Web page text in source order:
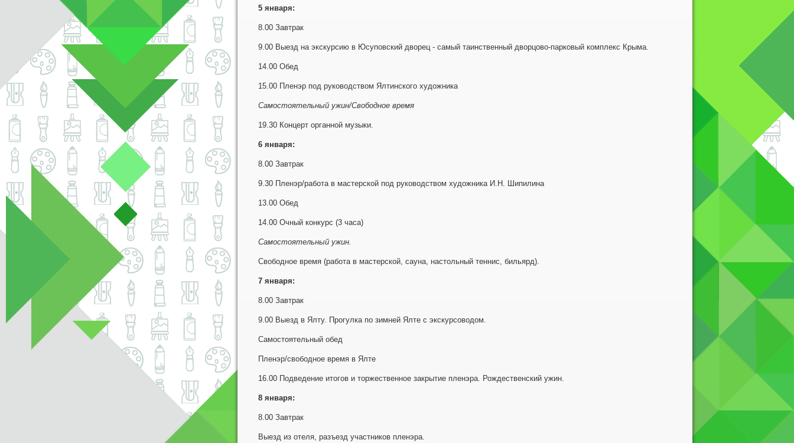
5 января:
8.00 Завтрак
9.00 Выезд на экскурсию в Юсуповский дворец - самый таинственный дворцово-парковый комплекс Крыма.
14.00 Обед
15.00 Пленэр под руководством Ялтинского художника
Самостоятельный ужин/Свободное время
19.30 Концерт органной музыки.
6 января:
8.00 Завтрак
9.30 Пленэр/работа в мастерской под руководством художника И.Н. Шипилина
13.00 Обед
14.00 Очный конкурс (3 часа)
Самостоятельный ужин.
Свободное время (работа в мастерской, сауна, настольный теннис, бильярд).
7 января:
8.00 Завтрак
9.00 Выезд в Ялту. Прогулка по зимней Ялте с экскурсоводом.
Самостоятельный обед
Пленэр/свободное время в Ялте
16.00 Подведение итогов и торжественное закрытие пленэра. Рождественский ужин.
8 января:
8.00 Завтрак
Выезд из отеля, разъезд участников пленэра.